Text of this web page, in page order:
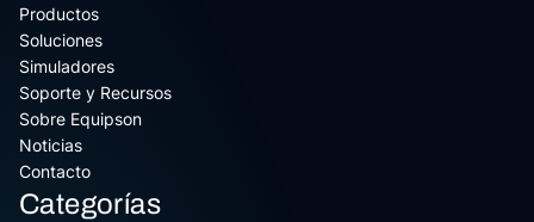
Productos
Soluciones
Simuladores
Soporte y Recursos
Sobre Equipson
Noticias
Contacto
Categorías